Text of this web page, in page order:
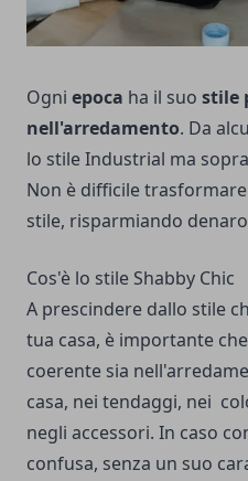
Ogni epoca ha il suo stile
nell'arredamento. Da
lo stile Industrial ma
Non è difficile
stile, risparmiando
Cos'è lo stile Shabby Chic
A prescindere dallo stile
tua casa, è importante
coerente sia
casa, nei tendaggi, nei
negli accessori. In caso
confusa, senza un suo